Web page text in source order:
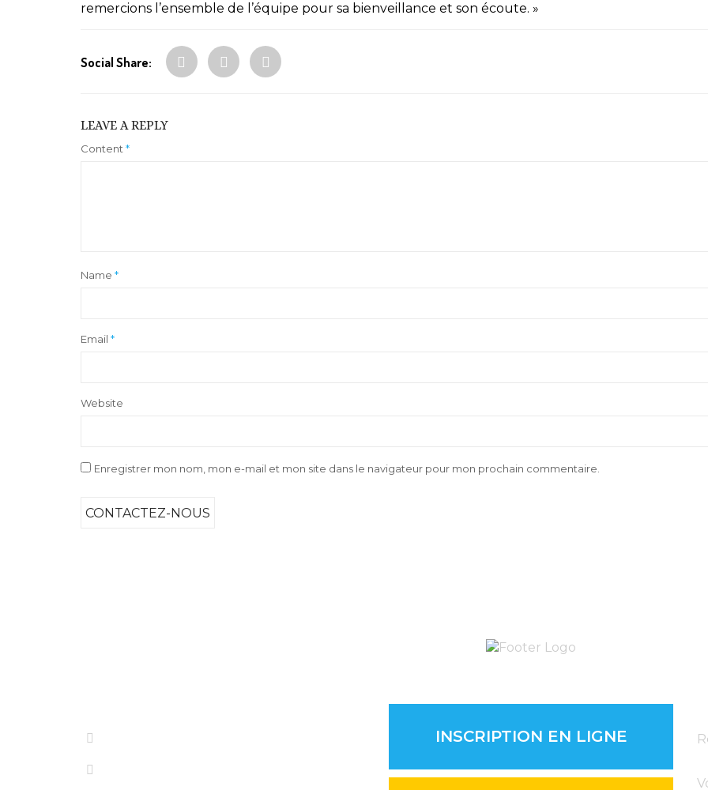
remercions l’ensemble de l’équipe pour sa bienveillance et son écoute. »
Social Share:
LEAVE A REPLY
Content *
Name *
Email *
Website
Enregistrer mon nom, mon e-mail et mon site dans le navigateur pour mon prochain commentaire.
INSCRIPTION EN LIGNE